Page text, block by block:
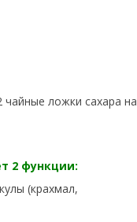
ложки сахара на
2 функции:
(крахмал,